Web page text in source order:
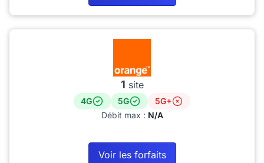
1 site
4G 5G
5G+
Débit max : N/A
Voir les forfaits